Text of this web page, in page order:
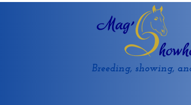
Breeding, showing,